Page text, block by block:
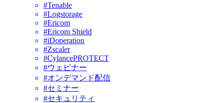
#Tenable
#Logstorage
#Ericom
#Ericom Shield
#iDoperation
#Zscaler
#CylancePROTECT
#ウェビナー
#オンデマンド配信
#セミナー
#セキュリティ